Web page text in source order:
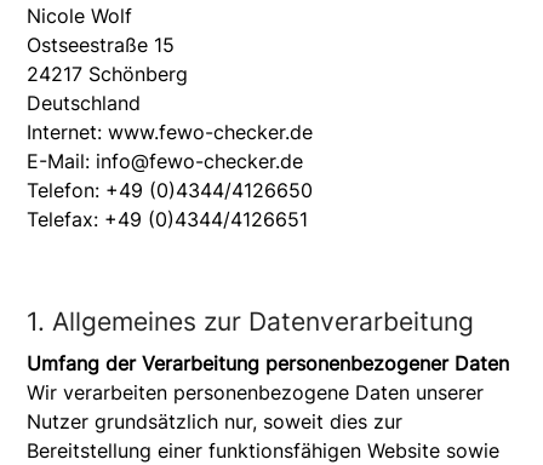
Nicole Wolf
Ostseestraße 15
24217 Schönberg
Deutschland
Internet: www.fewo-checker.de
E-Mail: info@fewo-checker.de
Telefon: +49 (0)4344/4126650
Telefax: +49 (0)4344/4126651
1. Allgemeines zur Datenverarbeitung
Umfang der Verarbeitung personenbezogener Daten
Wir verarbeiten personenbezogene Daten unserer
Nutzer grundsätzlich nur, soweit dies zur
Bereitstellung einer funktionsfähigen Website sowie